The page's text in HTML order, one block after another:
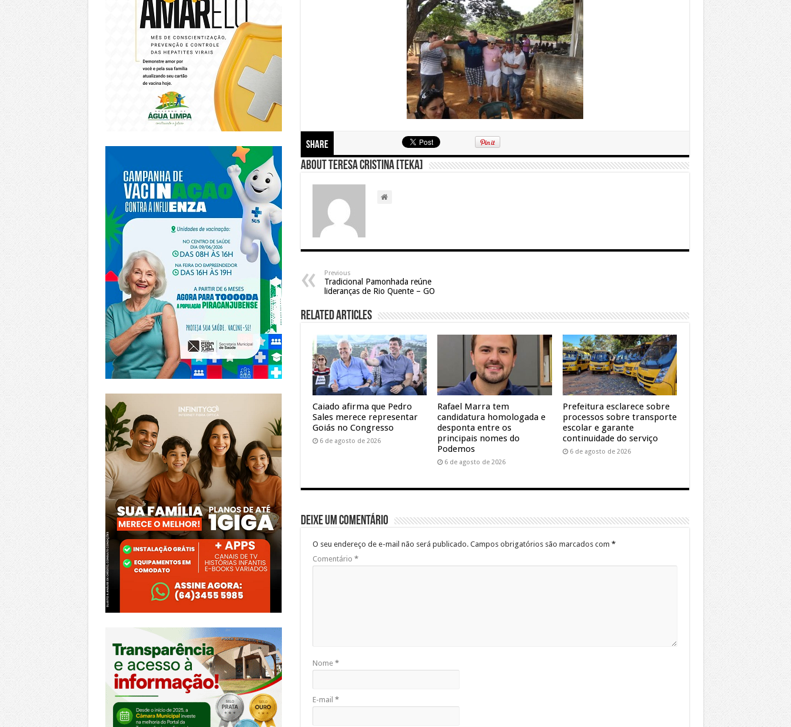
Share
About Teresa Cristina [Teka]
Previous
Tradicional Pamonhada reúne
lideranças de Rio Quente – GO
Related Articles
Caiado afirma que Pedro
Sales merece representar
Goiás no Congresso
6 de agosto de 2026
Rafael Marra tem
candidatura homologada e
desponta entre os
principais nomes do
Podemos
6 de agosto de 2026
Prefeitura esclarece sobre
processos sobre transporte
escolar e garante
continuidade do serviço
6 de agosto de 2026
Deixe um comentário
O seu endereço de e-mail não será publicado. Campos obrigatórios são marcados com *
Comentário *
Nome *
E-mail *
https://piracanjuba.go.gov.br/
https://www.infinitygo.com.br/
https://morrinhos.go.leg.br/